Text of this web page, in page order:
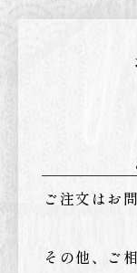
ご注文はお
その他、ご